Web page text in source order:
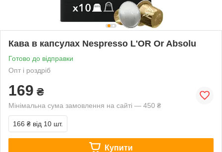
Кава в капсулах Nespresso L'OR Or Absolu
Готово до відправки
Опт і роздріб
169 ₴
Мінімальна сума замовлення на сайті — 450 ₴
166 ₴ від 10 шт.
Купити